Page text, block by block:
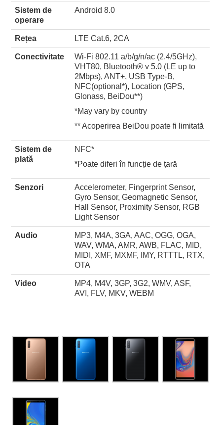
Sistem de
operare
Android 8.0
Rețea LTE Cat.6, 2CA
Conectivitate
Wi-Fi 802.11 a/b/g/n/ac (2.4/5GHz),
VHT80, Bluetooth® v 5.0 (LE up to
2Mbps), ANT+, USB Type-B,
NFC(optional*), Location (GPS,
Glonass, BeiDou**)
*May vary by country
** Acoperirea BeiDou poate fi limitată
Sistem de
plată
NFC*
*Poate diferi în funcție de țară
Senzori
Accelerometer, Fingerprint Sensor,
Gyro Sensor, Geomagnetic Sensor,
Hall Sensor, Proximity Sensor, RGB
Light Sensor
Audio
MP3, M4A, 3GA, AAC, OGG, OGA,
WAV, WMA, AMR, AWB, FLAC, MID,
MIDI, XMF, MXMF, IMY, RTTTL, RTX,
OTA
Video
MP4, M4V, 3GP, 3G2, WMV, ASF,
AVI, FLV, MKV, WEBM